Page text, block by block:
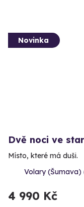
Novinka
Dvě noci ve
Místo, které má duši.
Volary (Šumava)
4 990 Kč